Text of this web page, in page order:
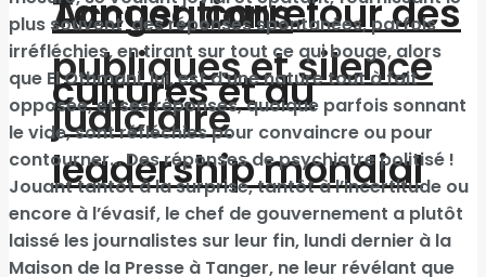
Accusations
publiques et silence
judiciaire
Tanger, carrefour des
cultures et du
leadership mondial
plus souvent des réponses spontanées, parfois
irréfléchies, en tirant sur tout ce qui bouge, alors
que El Othmani, lui, est d’une nature tout à fait
opposée, et ses réponses, quoique parfois sonnant
le vide, sont réfléchies pour convaincre ou pour
contourner… Des réponses de psychiatre politisé !
Jouant tantôt à la surprise, tantôt à l’incertitude ou
encore à l’évasif, le chef de gouvernement a plutôt
laissé les journalistes sur leur fin, lundi dernier à la
Maison de la Presse à Tanger, ne leur révélant que